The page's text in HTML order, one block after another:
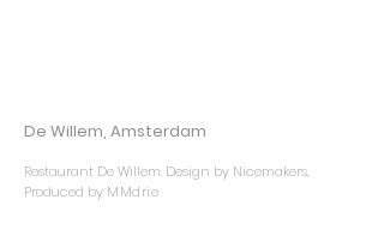
De Willem, Amsterdam
Restaurant De Willem. Design by Nicemakers,
Produced by MMdrie